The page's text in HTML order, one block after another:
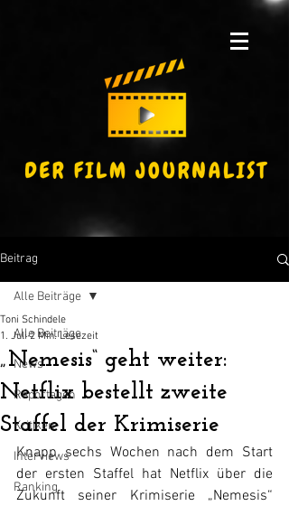
Beitrag
Alle Beiträge
News
Reportagen
Kritiken
Interviews
Ranking
Alle Beiträge
„Nemesis“ geht weiter:
Netflix bestellt zweite
Staffel der Krimiserie
Toni Schindele
1. Juli 2 Min. Lesezeit
Knapp sechs Wochen nach dem Start
der ersten Staffel hat Netflix über die
Zukunft seiner Krimiserie „Nemesis“